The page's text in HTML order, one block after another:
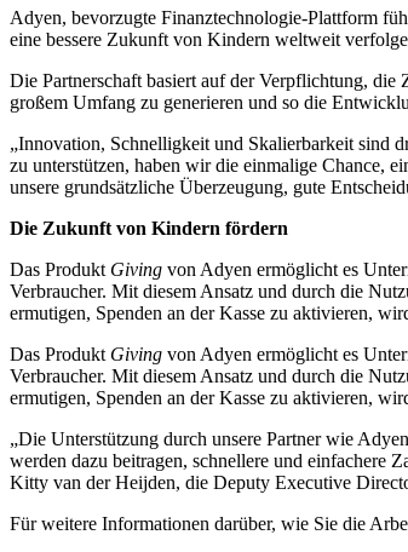
Adyen, bevorzugte Finanztechnologie-Plattform
eine bessere Zukunft von Kindern weltweit
Die Partnerschaft basiert auf der Verpflichtung,
großem Umfang zu generieren und so die
„Innovation, Schnelligkeit und Skalierbarkeit sind
zu unterstützen, haben wir die einmalige Chance,
unsere grundsätzliche Überzeugung, gute
Die Zukunft von Kindern fördern
Das Produkt Giving von Adyen ermöglicht es
Verbraucher. Mit diesem Ansatz und durch die
ermutigen, Spenden an der Kasse zu aktivieren,
Das Produkt Giving von Adyen ermöglicht es
Verbraucher. Mit diesem Ansatz und durch die
ermutigen, Spenden an der Kasse zu aktivieren,
„Die Unterstützung durch unsere Partner wie
werden dazu beitragen, schnellere und einfachere
Kitty van der Heijden, die Deputy Executive
Für weitere Informationen darüber, wie Sie die